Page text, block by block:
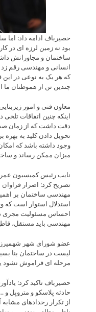
حصیرباف ادامه داد: اما
بود نه زمین لرزه ای در
ساختمان و مجاورانش
انسانی و مهندسی رقم
که هر یک به نوعی در این
چندین تن از هموطنان ما
معاون فنی و امور
اینکه چنین اتفاقات تلخی
دقت داشت که از زمان
تحویل دادن کلید به بهره
وجود داشته باشد که
میزان ممکن رساند و
نایب رئیس کمیسیون
تصریح کرد: اصرار
مهندسی ساختمان بر
استدلال استوار است
احساس مسئولیت مجری
مهندسی باید مستقل، قاطع
عضو شورای شهر
لیست در ساختمان بنا
مرحله ای فراموش نشود
حصیرباف تاکید کرد:
حادثه پلاسکو و متروپل
از تکرار رخدادهای مشابه